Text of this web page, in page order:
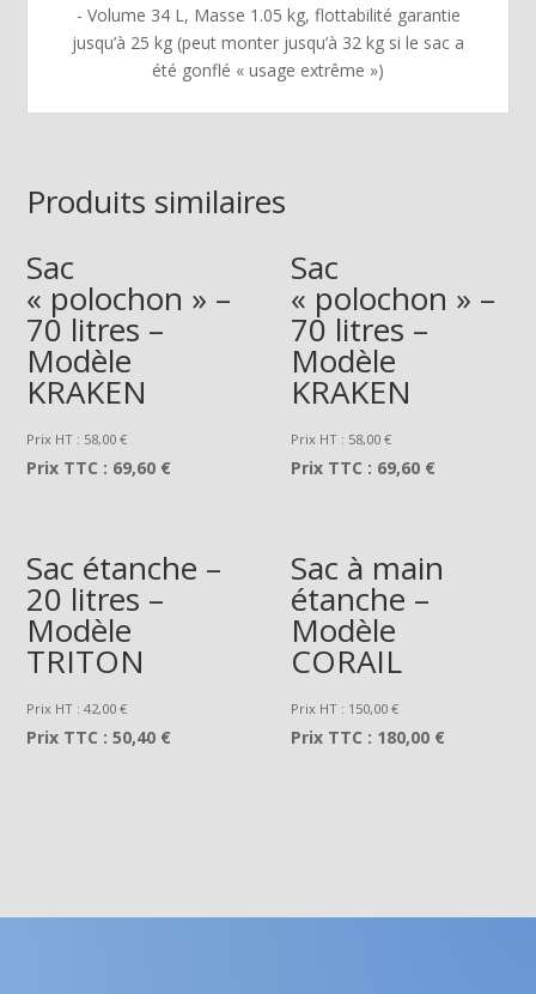
- Volume 34 L, Masse 1.05 kg, flottabilité garantie
jusqu’à 25 kg (peut monter jusqu’à 32 kg si le sac a
été gonflé « usage extrême »)
Produits similaires
Sac
« polochon » –
70 litres –
Modèle
KRAKEN
Prix HT : 58,00€
Prix TTC : 69,60 €
Sac
« polochon » –
70 litres –
Modèle
KRAKEN
Prix HT : 58,00€
Prix TTC : 69,60 €
Sac étanche –
20 litres –
Modèle
TRITON
Prix HT : 42,00€
Prix TTC : 50,40 €
Sac à main
étanche –
Modèle
CORAIL
Prix HT : 150,00€
Prix TTC : 180,00 €